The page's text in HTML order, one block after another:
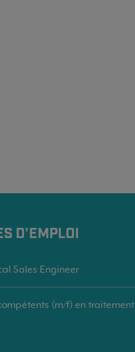
D'EMPLOI
Sales Engineer
(m/f) en traitement